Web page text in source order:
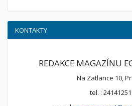
KONTAKTY
REDAKCE MAGAZÍNU
Na Zatlance 10,
tel. :